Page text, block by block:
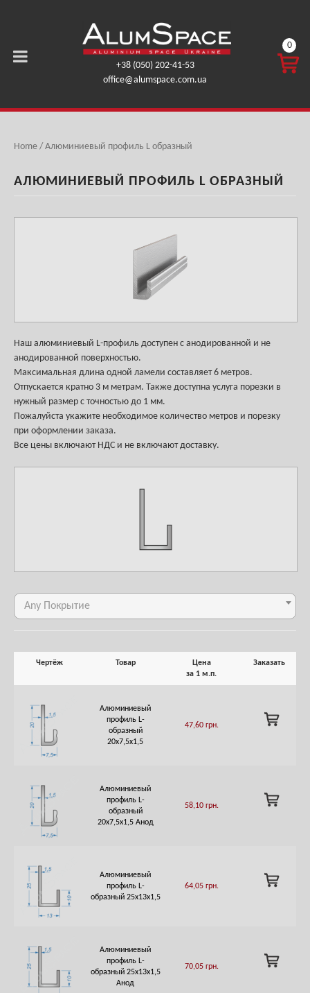
+38 (050) 202-41-53
office@alumspace.com.ua
КОРЗ
ГРН.
0
Home / Алюминиевый профиль L образный
АЛЮМИНИЕВЫЙ ПРОФИЛЬ L ОБРАЗНЫЙ
Наш алюминиевый L-профиль доступен с анодированной и не
анодированной поверхностью.
Максимальная длина одной ламели составляет 6 метров.
Отпускается кратно 3 м метрам. Также доступна услуга порезки в
нужный размер с точностью до 1 мм.
Пожалуйста укажите необходимое количество метров и порезку
при оформлении заказа.
Все цены включают НДС и не включают доставку.
Any Покрытие
Чертёж Товар
Цена
за 1 м.п.
Заказать
Алюминиевый
профиль L-
образный
20х7,5х1,5
47,60 грн.
ADD
TO
Алюминиевый
профиль L-
образный
20х7,5х1,5 Анод
58,10 грн.
ADD
TO
Алюминиевый
профиль L-
образный 25х13х1,5
64,05 грн.
ADD
TO
Алюминиевый
профиль L-
образный 25х13х1,5
Анод
70,05 грн.
ADD
TO